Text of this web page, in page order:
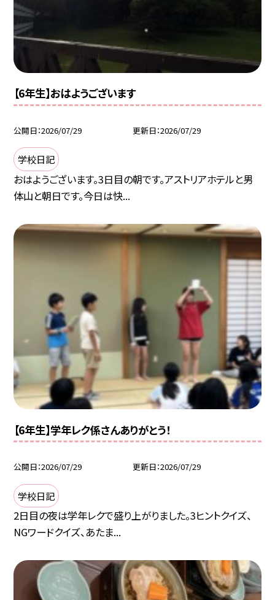
【6年生】おはようございます
公開日 2026/07/29 更新日 2026/07/29
学校日記
おはようございます。3日目の朝です。アストリアホテルと男
体山と朝日です。今日は快...
【6年生】学年レク係さんありがとう！
公開日 2026/07/29 更新日 2026/07/29
学校日記
2日目の夜は学年レクで盛り上がりました。3ヒントクイズ、
NGワードクイズ、あたま...